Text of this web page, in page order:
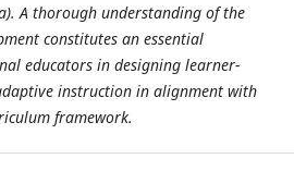
A thorough understanding of the
constitutes an essential
educators in designing learner-
instruction in alignment with
framework.